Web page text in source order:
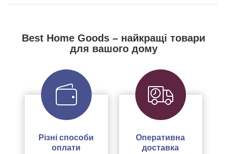
Best Home Goods – найкращі товари
для вашого дому
Різні способи
оплати
Оперативна
доставка